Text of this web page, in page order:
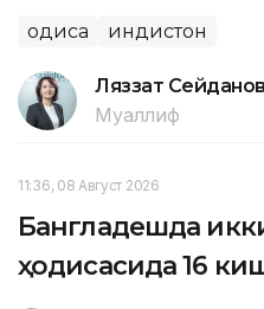
Ҳодиса Ҳиндистон
Ляззат
Муаллиф
11:36, 08 Август 2026
Бангладешда
ҳодисасида 16